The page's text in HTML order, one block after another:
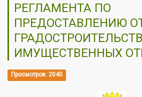
РЕГЛАМЕНТА ПО
ПРЕДОСТАВЛЕНИЮ
ИМУЩЕСТВЕННЫХ
Просмотров: 2040